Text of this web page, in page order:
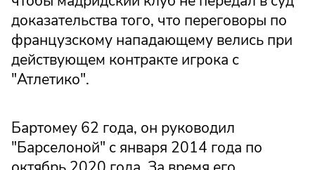
доказательства того, что переговоры по
французскому нападающему велись при
действующем контракте игрока с
"Атлетико".
Бартомеу 62 года, он руководил
"Барселоной" с января 2014 года по